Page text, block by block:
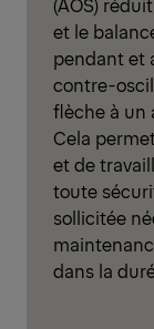
et le
pendant et
contre-
flèche à un
Cela
et de
toute
sollicitée
dans la